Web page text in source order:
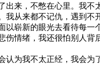
来，不憋在心里。我
从来都不记仇，遇到
崭新的眼光去看待每一
情绪，我还很怕别人
为我不太正经，我会为